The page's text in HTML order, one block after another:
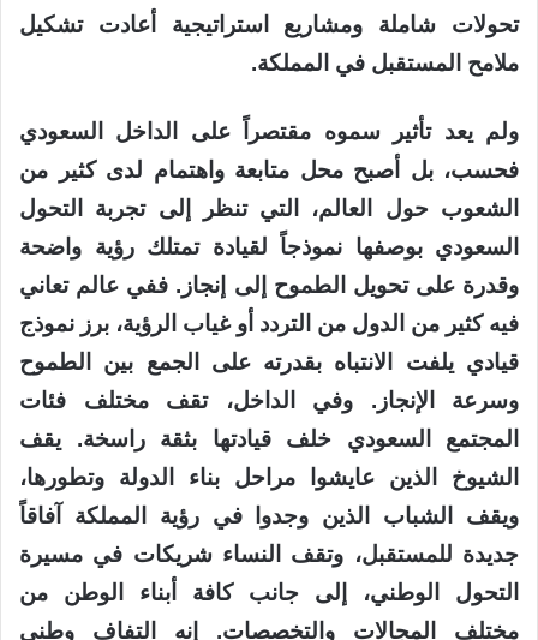
تحولات شاملة ومشاريع استراتيجية أعادت تشكيل
ملامح المستقبل في المملكة.
ولم يعد تأثير سموه مقتصراً على الداخل السعودي
فحسب، بل أصبح محل متابعة واهتمام لدى كثير من
الشعوب حول العالم، التي تنظر إلى تجربة التحول
السعودي بوصفها نموذجاً لقيادة تمتلك رؤية واضحة
وقدرة على تحويل الطموح إلى إنجاز. ففي عالم تعاني
فيه كثير من الدول من التردد أو غياب الرؤية، برز نموذج
قيادي يلفت الانتباه بقدرته على الجمع بين الطموح
وسرعة الإنجاز. وفي الداخل، تقف مختلف فئات
المجتمع السعودي خلف قيادتها بثقة راسخة. يقف
الشيوخ الذين عايشوا مراحل بناء الدولة وتطورها،
ويقف الشباب الذين وجدوا في رؤية المملكة آفاقاً
جديدة للمستقبل، وتقف النساء شريكات في مسيرة
التحول الوطني، إلى جانب كافة أبناء الوطن من
مختلف المجالات والتخصصات. إنه التفاف وطني